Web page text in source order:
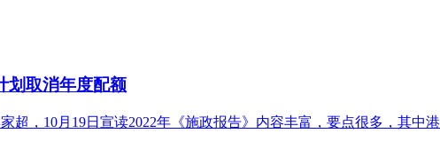
划取消年度配额
，10月19日宣读2022年《施政报告》内容丰富，要点很多，其中